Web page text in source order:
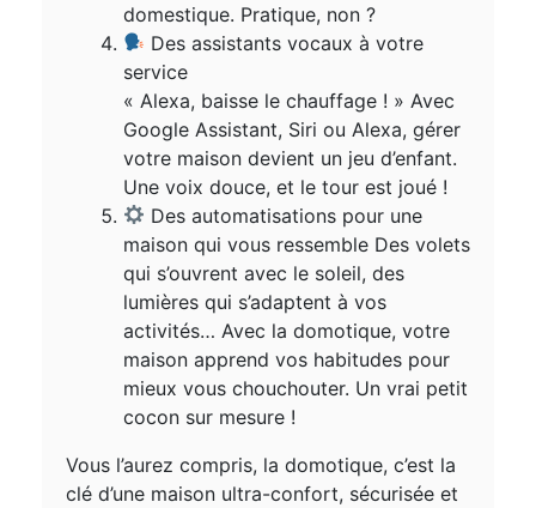
domestique. Pratique, non ?
Des assistants vocaux à votre
service
« Alexa, baisse le chauffage ! » Avec
Google Assistant, Siri ou Alexa, gérer
votre maison devient un jeu d’enfant.
Une voix douce, et le tour est joué !
Des automatisations pour une
maison qui vous ressemble Des volets
qui s’ouvrent avec le soleil, des
lumières qui s’adaptent à vos
activités… Avec la domotique, votre
maison apprend vos habitudes pour
mieux vous chouchouter. Un vrai petit
cocon sur mesure !
Vous l’aurez compris, la domotique, c’est la
clé d’une maison ultra-confort, sécurisée et